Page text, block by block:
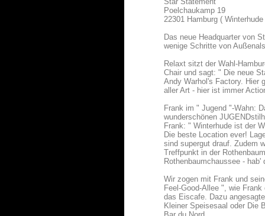
Poelchaukamp 19
22301 Hamburg (
Das neue Headquarter von
wenige Schritte von
Relaxt sitzt der Wahl-
Chair und sagt: " Die neue
Andy Warhol's Factory. Hier
aller Art - hier ist immer
Frank im " Jugend "-Wahn:
wunderschönen
Frank: " Winterhude ist der
Die beste Location ever!
sind supergut drauf. Zudem
Treffpunkt in der
Rothenbaumchaussee -
Wir zogen mit Frank und
Feel-Good-Allee ", wie
das Eiscafe. Dazu
Kleiner Speisesaal oder Die